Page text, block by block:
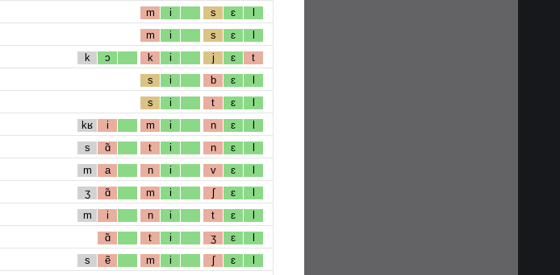
m i s ɛ l
m i s ɛ l
k ɔ k i j ɛ t
s i b ɛ l
s i t ɛ l
kʁ i m i n ɛ l
s ɑ̃ t i n ɛ l
m a n i v ɛ l
ʒ ɑ̃ m i ʃ ɛ l
m i n i t ɛ l
ɑ̃ t i ʒ ɛ l
s ẽ m i ʃ ɛ l